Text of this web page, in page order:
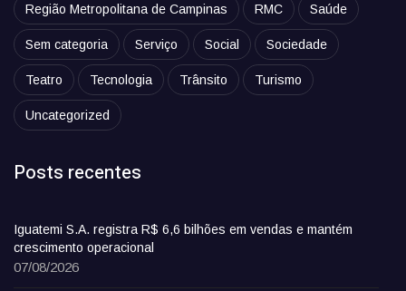
Região Metropolitana de Campinas RMC Saúde
Sem categoria Serviço Social Sociedade
Teatro Tecnologia Trânsito Turismo
Uncategorized
Posts recentes
Iguatemi S.A. registra R$ 6,6 bilhões em vendas e mantém
crescimento operacional
07/08/2026